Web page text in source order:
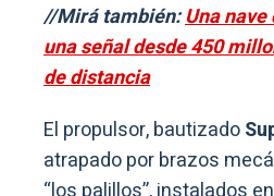
//Mirá también:Una
una señal desde 450
de distancia
El propulsor, bautizado
atrapado por brazos